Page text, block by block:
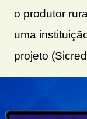
o produtor
uma
projeto